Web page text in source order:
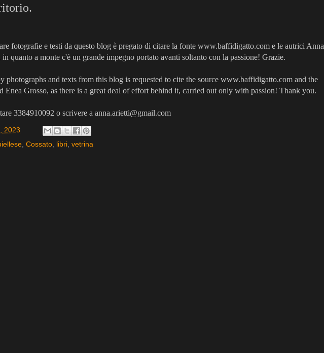
fotografie e testi da questo blog è pregato di citare la fonte www.baffidigatto.com e le autrici Anna
quanto a monte c'è un grande impegno portato avanti soltanto con la passione! Grazie.
photographs and texts from this blog is requested to cite the source www.baffidigatto.com and the
Enea Grosso, as there is a great deal of effort behind it, carried out only with passion! Thank you.
3384910092 o scrivere a anna.arietti@gmail.com
2023
Cossato libri vetrina